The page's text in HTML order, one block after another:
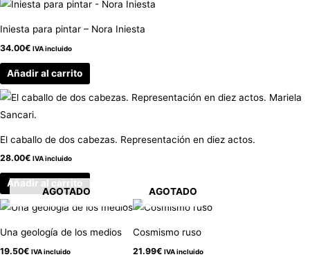
Iniesta para pintar – Nora Iniesta
34.00€ IVA incluido
Añadir al carrito
El caballo de dos cabezas. Representación en diez actos.
28.00€ IVA incluido
Añadir al carrito
AGOTADO
Una geología de los medios
19.50€ IVA incluido
AGOTADO
Cosmismo ruso
21.99€ IVA incluido